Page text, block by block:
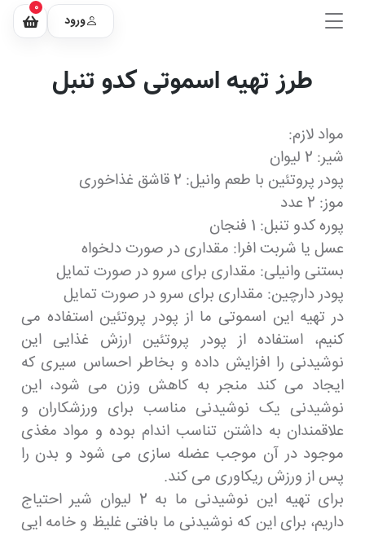
ورود
0
طرز تهیه اسموتی کدو تنبل
مواد لازم:
شیر: 2 لیوان
پودر پروتئین با طعم وانیل: 2 قاشق غذاخوری
موز: 2 عدد
پوره کدو تنبل: 1 فنجان
عسل یا شربت افرا: مقداری در صورت دلخواه
بستنی وانیلی: مقداری برای سرو در صورت تمایل
پودر دارچین: مقداری برای سرو در صورت تمایل
در تهیه این اسموتی ما از پودر پروتئین استفاده می
کنیم، استفاده از پودر پروتئین ارزش غذایی این
نوشیدنی را افزایش داده و بخاطر احساس سیری که
ایجاد می کند منجر به کاهش وزن می شود، این
نوشیدنی یک نوشیدنی مناسب برای ورزشکاران و
علاقمندان به داشتن تناسب اندام بوده و مواد مغذی
موجود در آن موجب عضله سازی می شود و بدن را
پس از ورزش ریکاوری می کند.
برای تهیه این نوشیدنی ما به 2 لیوان شیر احتیاج
داریم، برای این که نوشیدنی ما بافتی غلیظ و خامه ایی